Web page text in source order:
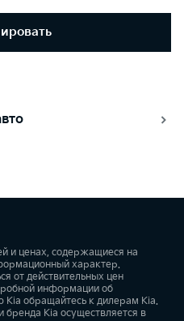
и ценах, содержащиеся на
характер.
от действительных цен
информации об
Kia обращайтесь к дилерам Kia.
Kia осуществляется в